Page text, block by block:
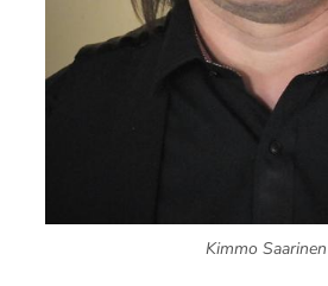
Kimmo Saarinen